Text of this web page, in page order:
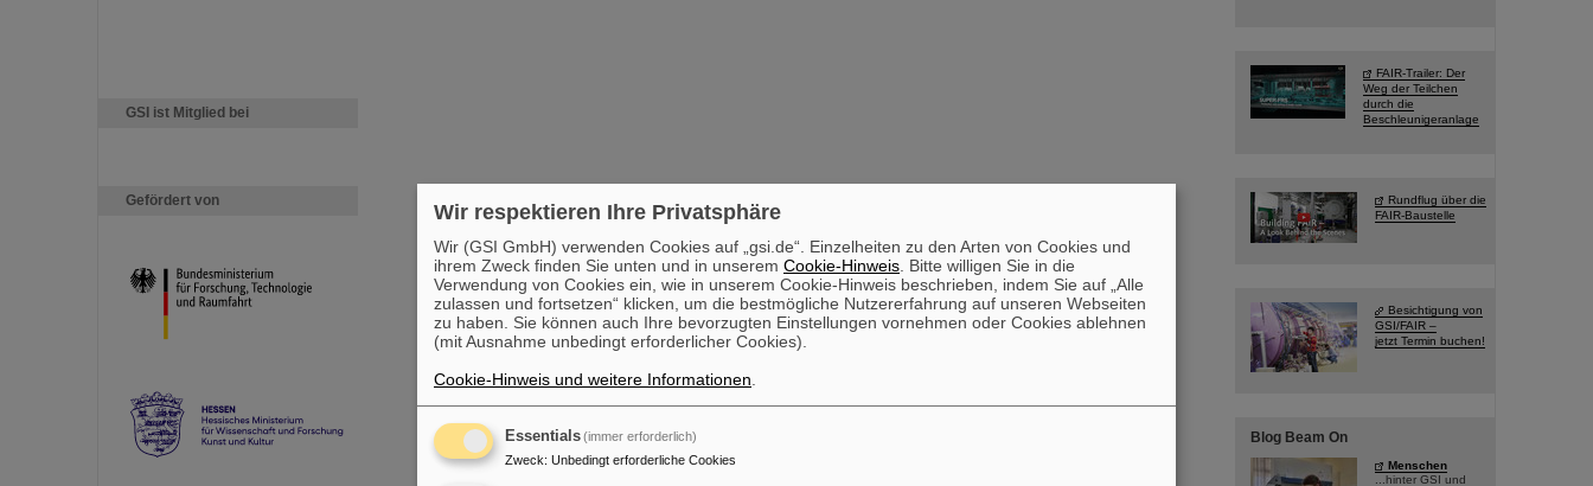
GSI ist Mitglied bei
Gefördert von
FAIR-Trailer: Der
Weg der Teilchen
durch die
Beschleunigeranlage
Rundflug über die
FAIR-Baustelle
Besichtigung von
GSI/FAIR –
jetzt Termin buchen!
Blog Beam On
Menschen
...hinter GSI und
Wir respektieren Ihre Privatsphäre
Wir (GSI GmbH) verwenden Cookies auf „gsi.de“. Einzelheiten zu den Arten von Cookies und
ihrem Zweck finden Sie unten und in unserem Cookie-Hinweis . Bitte willigen Sie in die
Verwendung von Cookies ein, wie in unserem Cookie-Hinweis beschrieben, indem Sie auf „Alle
zulassen und fortsetzen“ klicken, um die bestmögliche Nutzererfahrung auf unseren Webseiten
zu haben. Sie können auch Ihre bevorzugten Einstellungen vornehmen oder Cookies ablehnen
(mit Ausnahme unbedingt erforderlicher Cookies).
Cookie-Hinweis und weitere Informationen
Essentials(immer erforderlich)
Zweck: Unbedingt erforderliche Cookies